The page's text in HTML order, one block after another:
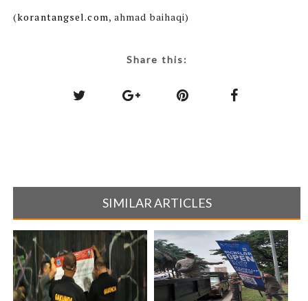
(korantangsel.com, ahmad baihaqi)
Share this:
SIMILAR ARTICLES